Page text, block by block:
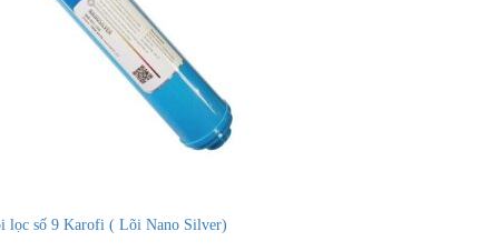
lọc số 9 Karofi ( Lõi Nano Silver)